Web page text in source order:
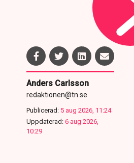
Anders Carlsson
redaktionen@tn.se
Publicerad: 5 aug 2026, 11:24
Uppdaterad: 6 aug 2026,
10:29